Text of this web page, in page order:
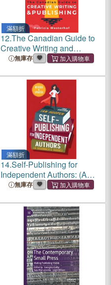
滿額折
12.The Canadian Guide to
Creative Writing and
Publishing
無庫存
滿額折
14.Self-Publishing for
Independent Authors: (A
Beginner's Guide)
無庫存